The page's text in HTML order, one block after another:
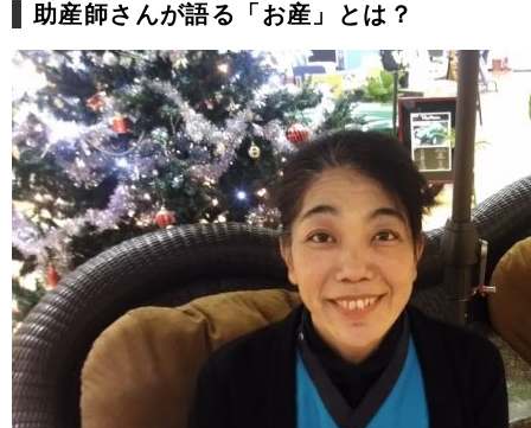
助産師さんが語る「お産」とは？